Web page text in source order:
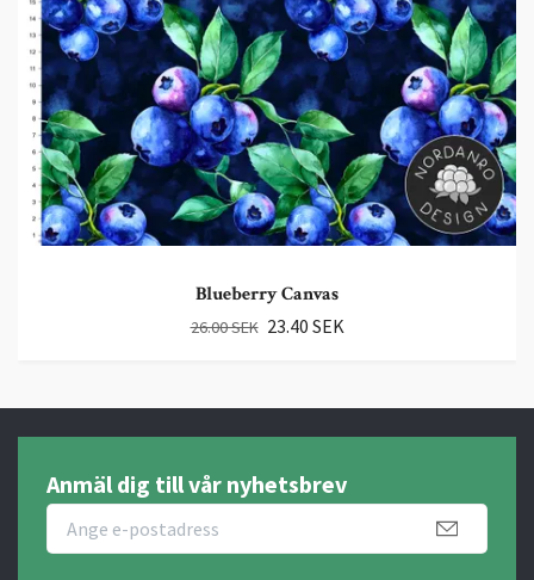
Blueberry Canvas
26.00 SEK 23.40 SEK
Anmäl dig till vår nyhetsbrev